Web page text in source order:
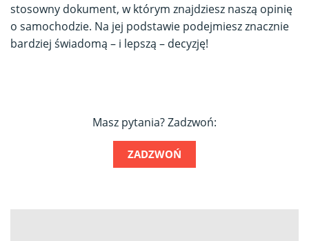
stosowny dokument, w którym znajdziesz naszą opinię
o samochodzie. Na jej podstawie podejmiesz znacznie
bardziej świadomą – i lepszą – decyzję!
Masz pytania? Zadzwoń:
ZADZWOŃ